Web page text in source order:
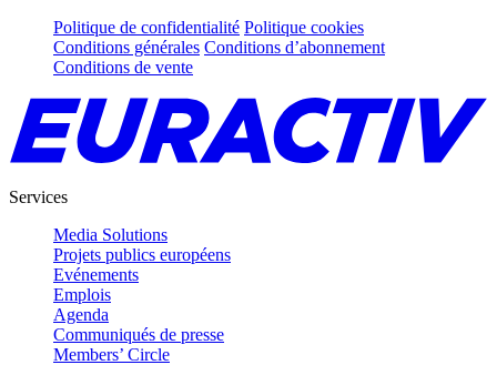
Politique de confidentialité Politique cookies
Conditions générales Conditions d’abonnement
Conditions de vente
Services
Media Solutions
Projets publics européens
Evénements
Emplois
Agenda
Communiqués de presse
Members’ Circle